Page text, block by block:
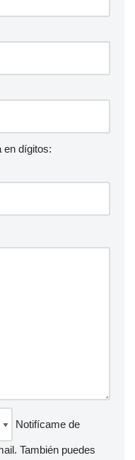
en dígitos:
Notifícame de
También puedes